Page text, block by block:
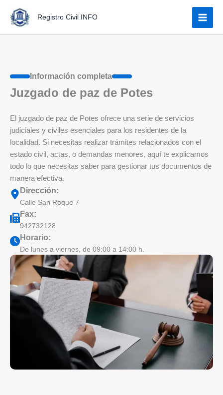
contenido
Registro Civil INFO
Información completa
Juzgado de paz de Potes
El juzgado de paz de Potes ofrece una serie de servicios
judiciales y civiles esenciales para los residentes de la
localidad. Si necesitas realizar trámites relacionados con el
estado civil, actas, o demandas menores, aquí te explicamos
todo lo que necesitas saber para gestionar tus documentos de
manera efectiva.
Dirección:
Calle San Roque 7
Fax:
942732128
Horario:
De lunes a viernes, de 09:00 a 14:00 h.